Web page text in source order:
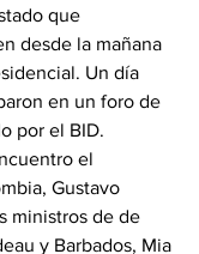
que
desde la mañana
Un día
en un foro de
por el BID.
el
Gustavo
ministros de de
y Barbados, Mia